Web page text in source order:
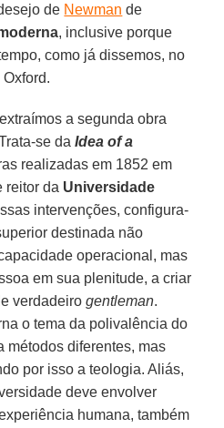
de Newman de
, inclusive porque
como já dissemos, no
a segunda obra
se da Idea of a
realizadas em 1852 em
reitor da Universidade
intervenções, configura-
destinada não
operacional, mas
em sua plenitude, a criar
verdadeirogentleman.
o tema da polivalência do
métodos diferentes, mas
por isso a teologia. Aliás,
deve envolver
humana, também